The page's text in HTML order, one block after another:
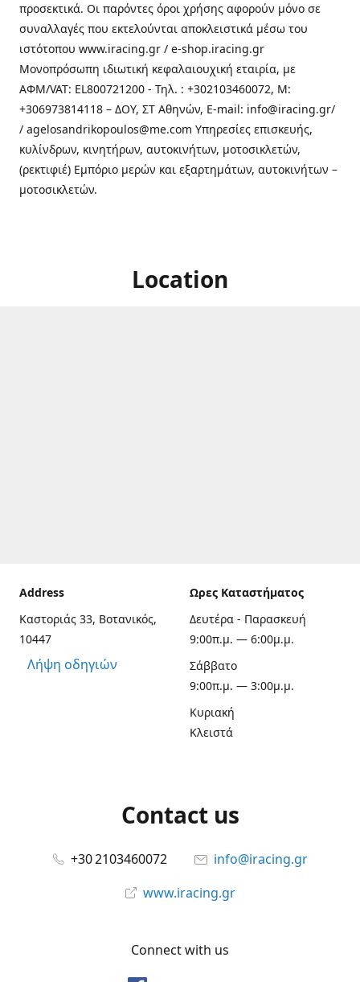
προσεκτικά. Οι παρόντες όροι χρήσης αφορούν μόνο σε
συναλλαγές που εκτελούνται αποκλειστικά μέσω του
ιστότοπου www.iracing.gr / e-shop.iracing.gr
Μονοπρόσωπη ιδιωτική κεφαλαιουχική εταιρία, με
ΑΦΜ/VAT: EL800721200 - Τηλ. : +302103460072, M:
+306973814118 – ΔΟΥ, ΣΤ Αθηνών, E-mail: info@iracing.gr/
/ agelosandrikopoulos@me.com Υπηρεσίες επισκευής,
κυλίνδρων, κινητήρων, αυτοκινήτων, μοτοσικλετών,
(ρεκτιφιέ) Εμπόριο μερών και εξαρτημάτων, αυτοκινήτων –
μοτοσικλετών.
Location
Address
Καστοριάς 33, Βοτανικός,
10447
Λήψη οδηγιών
Ωρες Καταστήματος
Δευτέρα - Παρασκευή
9:00π.μ. — 6:00μ.μ.
Σάββατο
9:00π.μ. — 3:00μ.μ.
Κυριακή
Κλειστά
Contact us
+30 2103460072
info@iracing.gr
www.iracing.gr
Connect with us